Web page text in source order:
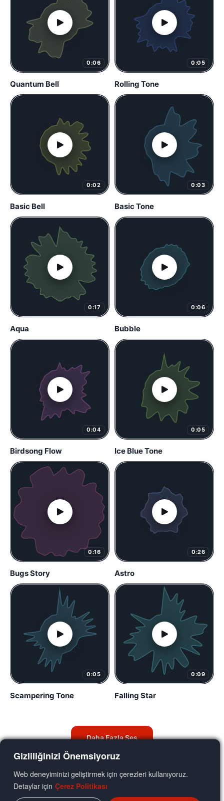
Gizliliğinizi Önemsiyoruz
Web deneyiminizi geliştirmek için çerezleri kullanıyoruz.
Detaylar için Çerez Politikası
0:06
Quantum Bell
0:05
Rolling Tone
0:02
Basic Bell
0:03
Basic Tone
0:17
Aqua
0:06
Bubble
0:04
Birdsong Flow
0:05
Ice Blue Tone
0:16
Bugs Story
0:26
Astro
0:05
Scampering Tone
0:09
Falling Star
Daha Fazla Ses